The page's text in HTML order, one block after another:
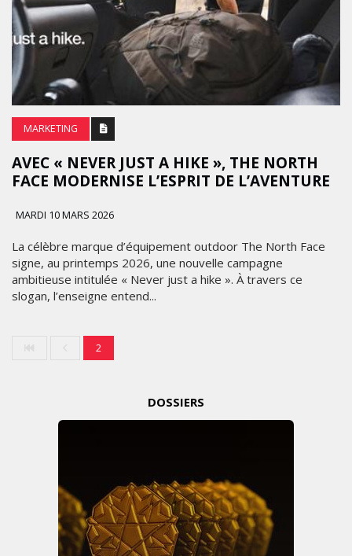
MARKETING
AVEC « NEVER JUST A HIKE », THE NORTH
FACE MODERNISE L’ESPRIT DE L’AVENTURE
MARDI 10 MARS 2026
La célèbre marque d’équipement outdoor The North Face
signe, au printemps 2026, une nouvelle campagne
ambitieuse intitulée « Never just a hike ». À travers ce
slogan, l’enseigne entend...
2
DOSSIERS